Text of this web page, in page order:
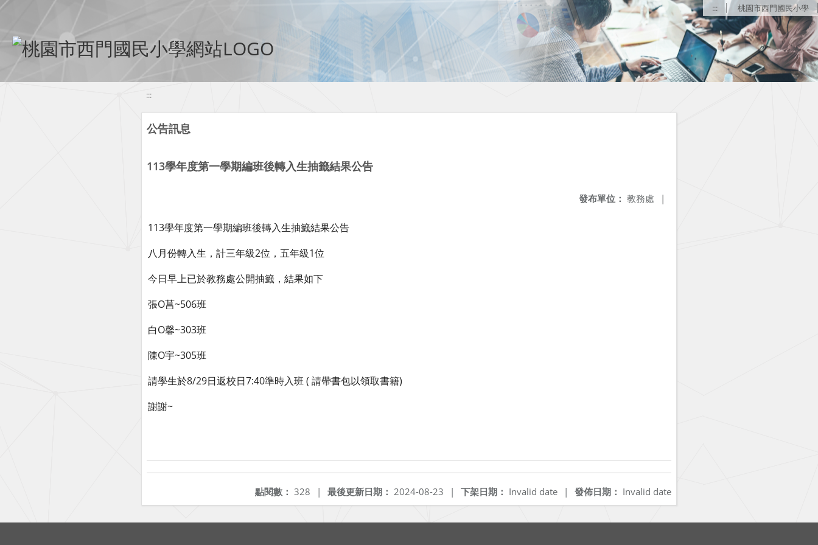
移至網頁之主要內容區位置 ::: 桃園市西門國民小學
:::
公告訊息
113學年度第一學期編班後轉入生抽籤結果公告
發布單位： 教務處 |
113學年度第一學期編班後轉入生抽籤結果公告
八月份轉入生，計三年級2位，五年級1位
今日早上已於教務處公開抽籤，結果如下
張O菖~506班
白O馨~303班
陳O宇~305班
請學生於8/29日返校日7:40準時入班 ( 請帶書包以領取書籍)
謝謝~
發佈日期： Invalid date
下架日期： Invalid date |
最後更新日期： 2024-08-23 |
點閱數： 328 |